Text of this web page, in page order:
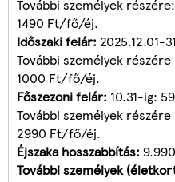
További személyek
1490 Ft/fő/éj.
Időszaki felár: 2025.12.01-
További személyek
1000 Ft/fő/éj.
Főszezoni felár: 10.31-ig:
További személyek
2990 Ft/fő/éj.
Éjszaka hosszabbítás:
További személyek